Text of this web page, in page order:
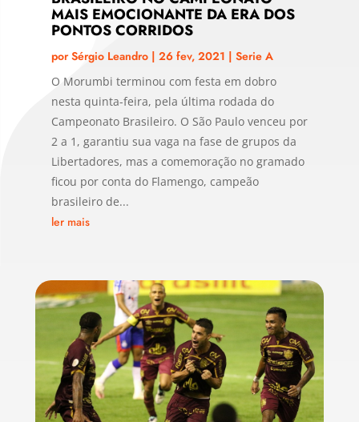
MAIS EMOCIONANTE DA ERA DOS
PONTOS CORRIDOS
porSérgio Leandro| 26 fev, 2021 | Serie A
O Morumbi terminou com festa em dobro
nesta quinta-feira, pela última rodada do
Campeonato Brasileiro. O São Paulo venceu por
2 a 1, garantiu sua vaga na fase de grupos da
Libertadores, mas a comemoração no gramado
ficou por conta do Flamengo, campeão
brasileiro de...
ler mais